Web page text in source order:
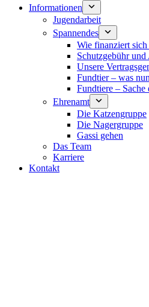
Informationen
Jugendarbeit
Spannendes
Wie finanziert
Schutzgebühr
Unsere
Fundtier – was
Fundtiere – Sache
Ehrenamt
Die Katzengruppe
Die Nagergruppe
Gassi gehen
Das Team
Karriere
Kontakt